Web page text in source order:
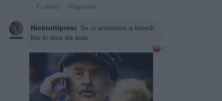
· Ti stimo · Rispondi
Nicktuttipresi: Se ci arriviamo a lunedi
Me lo dico da sola
2